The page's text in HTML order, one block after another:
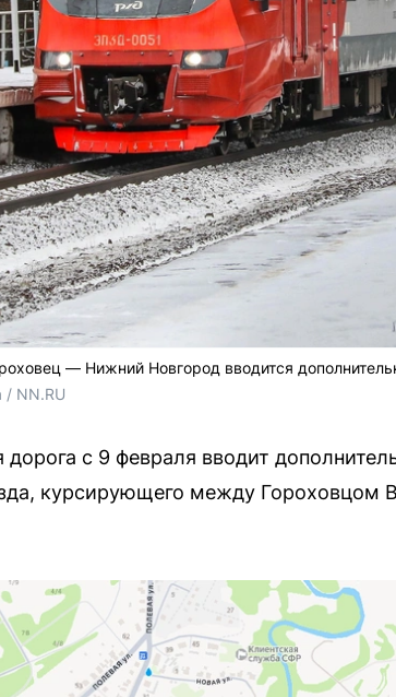
— Нижний Новгород вводится
/ NN.RU
дорога с 9 февраля вводит
курсирующего между